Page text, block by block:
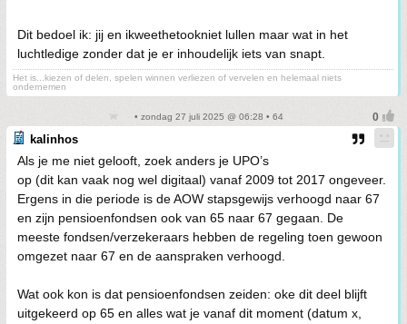
Dit bedoel ik: jij en ikweethetookniet lullen maar wat in het
luchtledige zonder dat je er inhoudelijk iets van snapt.
Het is...kiezen of delen, spelen winnen verliezen of vervelen en helemaal niets
ondernemen
• zondag 27 juli 2025 @ 06:28 • 64
kalinhos
Als je me niet gelooft, zoek anders je UPO’s
op (dit kan vaak nog wel digitaal) vanaf 2009 tot 2017 ongeveer.
Ergens in die periode is de AOW stapsgewijs verhoogd naar 67
en zijn pensioenfondsen ook van 65 naar 67 gegaan. De
meeste fondsen/verzekeraars hebben de regeling toen gewoon
omgezet naar 67 en de aanspraken verhoogd.
Wat ook kon is dat pensioenfondsen zeiden: oke dit deel blijft
uitgekeerd op 65 en alles wat je vanaf dit moment (datum x,